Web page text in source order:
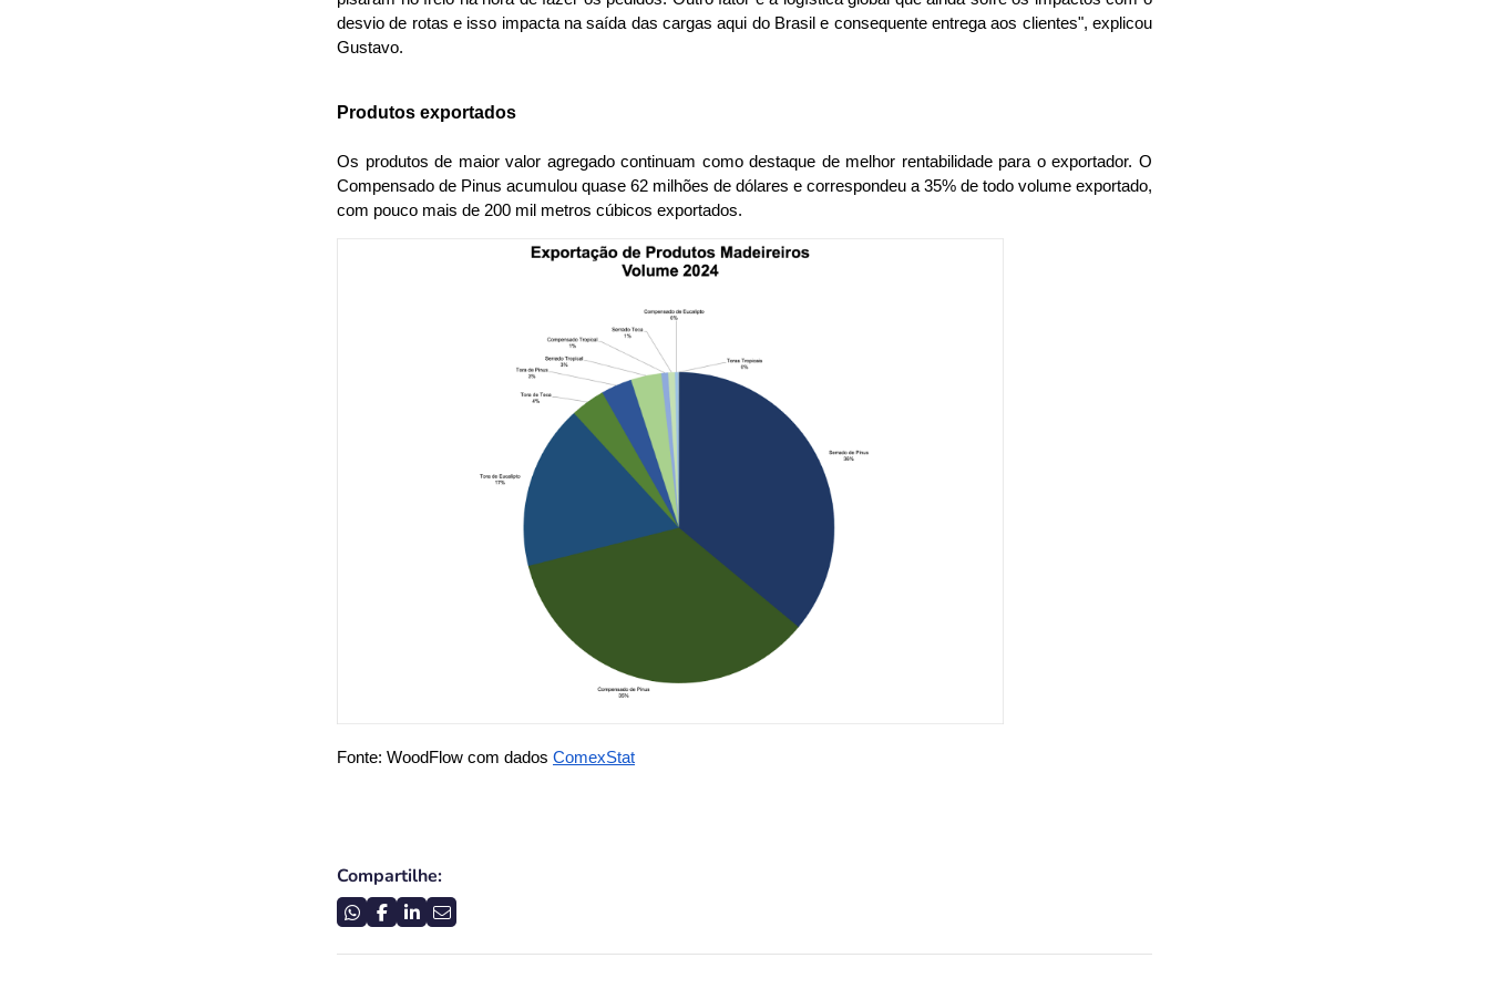
desvio de rotas e isso impacta na saída das cargas aqui do Brasil e consequente entrega aos clientes", explicou
Gustavo.
Produtos exportados
Os produtos de maior valor agregado continuam como destaque de melhor rentabilidade para o exportador. O
Compensado de Pinus acumulou quase 62 milhões de dólares e correspondeu a 35% de todo volume exportado,
com pouco mais de 200 mil metros cúbicos exportados.
Fonte: WoodFlow com dados ComexStat
Compartilhe: